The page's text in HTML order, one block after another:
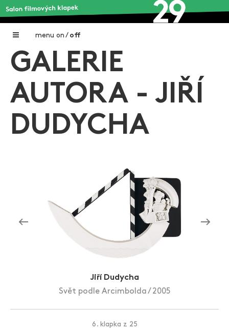
menu on / off
Home
Galerie filmových klapek
Autoři filmových klapek
Aukce filmových klapek
Zlín Film Festival
GALERIE
AUTORA - JIŘÍ
DUDYCHA
Jiří Dudycha
Svět podle Arcimbolda / 2005
6. klapka z 25